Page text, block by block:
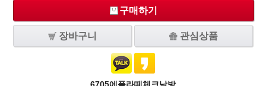
구매하기
장바구니 관심상품
6705에플라떼체크남방